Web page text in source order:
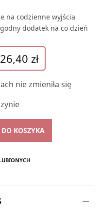
na codzienne wyjścia
dodatek na co dzień
cena
26,40zł
26,40 zł.
nie zmieniła się
KOSZYKA